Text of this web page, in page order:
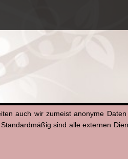
auch wir zumeist anonyme
sind alle externen